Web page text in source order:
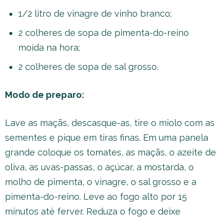
1/2 litro de vinagre de vinho branco;
2 colheres de sopa de pimenta-do-reino
moída na hora;
2 colheres de sopa de sal grosso.
Modo de preparo:
Lave as maçãs, descasque-as, tire o miolo com as
sementes e pique em tiras finas. Em uma panela
grande coloque os tomates, as maçãs, o azeite de
oliva, as uvas-passas, o açúcar, a mostarda, o
molho de pimenta, o vinagre, o sal grosso e a
pimenta-do-reino. Leve ao fogo alto por 15
minutos até ferver. Reduza o fogo e deixe